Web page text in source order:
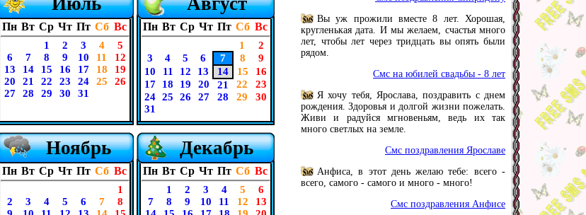
Пн Вт Ср Чт Пт Сб Вс
1 2 3 4
5
6
7 8 9 10 11
12
13
14 15 16 17 18
19
20
21 22 23 24 25
26
27
28 29 30 31
Пн Вт Ср Чт Пт Сб Вс
1
2
3
4 5 6 7 8
9
10
11 12 13 14 15
16
17
18 19 20 21 22
23
24 25 26 27 28 29
30
31
Ноябрь
Пн Вт Ср Чт Пт Сб Вс
1
2
3 4 5 6 7
8
Декабрь
Пн Вт Ср Чт Пт Сб Вс
1 2 3 4 5
6
7
8 9 10 11 12
13
Вы уж прожили вместе 8 лет. Хорошая,
кругленькая дата. И мы желаем, счастья много
лет, чтобы лет через тридцать вы опять были
рядом.
Смс на юбилей свадьбы - 8 лет
Я хочу тебя, Ярослава, поздравить с днем
рождения. Здоровья и долгой жизни пожелать.
Живи и радуйся мгновеньям, ведь их так
много светлых на земле.
Смс поздравления Ярославе
Анфиса, в этот день желаю тебе: всего -
всего, самого - самого и много - много!
Смс поздравления Анфисе